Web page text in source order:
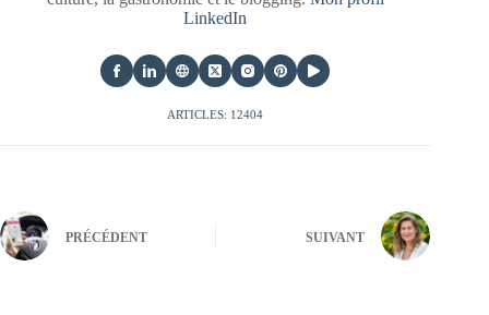
LinkedIn
ARTICLES: 12404
PRÉCÉDENT SUIVANT